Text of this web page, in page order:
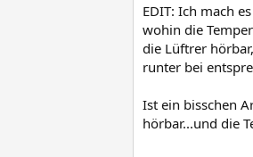
EDIT: Ich mach
wohin die
die Lüftrer
runter bei
Ist ein bisschen
hörbar...und die